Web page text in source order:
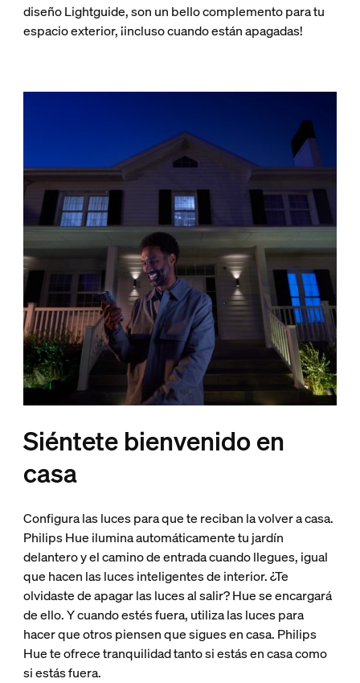
diseño Lightguide, son un bello complemento para tu
espacio exterior, ¡incluso cuando están apagadas!
Siéntete bienvenido en
casa
Configura las luces para que te reciban la volver a casa.
Philips Hue ilumina automáticamente tu jardín
delantero y el camino de entrada cuando llegues, igual
que hacen las luces inteligentes de interior. ¿Te
olvidaste de apagar las luces al salir? Hue se encargará
de ello. Y cuando estés fuera, utiliza las luces para
hacer que otros piensen que sigues en casa. Philips
Hue te ofrece tranquilidad tanto si estás en casa como
si estás fuera.